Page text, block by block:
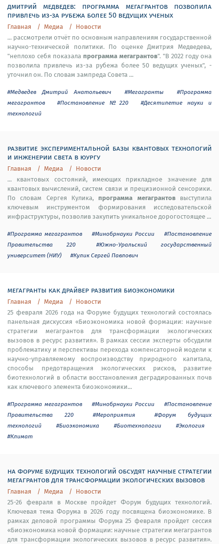
дмитрий медведев: программа мегагрантов позволила
привлечь из-за рубежа более 50 ведущих ученых
Главная Медиа
Новости
... рассмотрели отчёт по основным направлениям государственной
научно-технической политики. По оценке Дмитрия Медведева,
"неплохо себя показала программа мегагрантов". "В 2022 году она
позволила привлечь из-за рубежа более 50 ведущих ученых", -
уточнил он. По словам зампреда Совета ...
#Медведев Дмитрий Анатольевич #Мегагранты
#Программа
мегагрантов
#Постановление №220
#Десятилетие науки и
технологий
развитие экспериментальной базы квантовых технологий
и инженерии света в юургу
Главная Медиа
Новости
... квантовых состояний, имеющих прикладное значение для
квантовых вычислений, систем связи и прецизионной сенсорики.
По словам Сергея Кулика,программа мегагрантоввыступила
ключевым инструментом формирования исследовательской
инфраструктуры, позволив закупить уникальное дорогостоящее ...
#Программа мегагрантов #Минобрнауки России
#Постановление
Правительства 220
#Южно-Уральский государственный
университет (НИУ)
#Кулик Сергей Павлович
мегагранты как драйвер развития биоэкономики
Главная Медиа
Новости
25 февраля 2026 года на Форуме будущих технологий состоялась
панельная дискуссия «Биоэкономика новой формации: научные
стратегии мегагрантов для трансформации экологических
вызовов в ресурс развития». В рамках сессии эксперты обсудили
проблематику и перспективы перехода компенсаторной модели к
научно-управляемому воспроизводству природного капитала,
способы предотвращения экологических рисков, развитие
биотехнологий в области восстановления деградированных почв
как ключевого элемента биоэкономики...
#Программа мегагрантов #Минобрнауки России
#Постановление
Правительства 220
#Мероприятия
#Форум будущих
технологий
#Биоэкономика #Биотехнологии
#Экология
#Климат
на форуме будущих технологий обсудят научные стратегии
мегагрантов для трансформации экологических вызовов
Главная Медиа
Новости
25-26 февраля в Москве пройдет Форум будущих технологий.
Ключевая тема Форума в 2026 году посвящена биоэкономике. В
рамках деловой программы Форума 25 февраля пройдет сессия
«Биоэкономика новой формации: научные стратегии мегагрантов
для трансформации экологических вызовов в ресурс развития».